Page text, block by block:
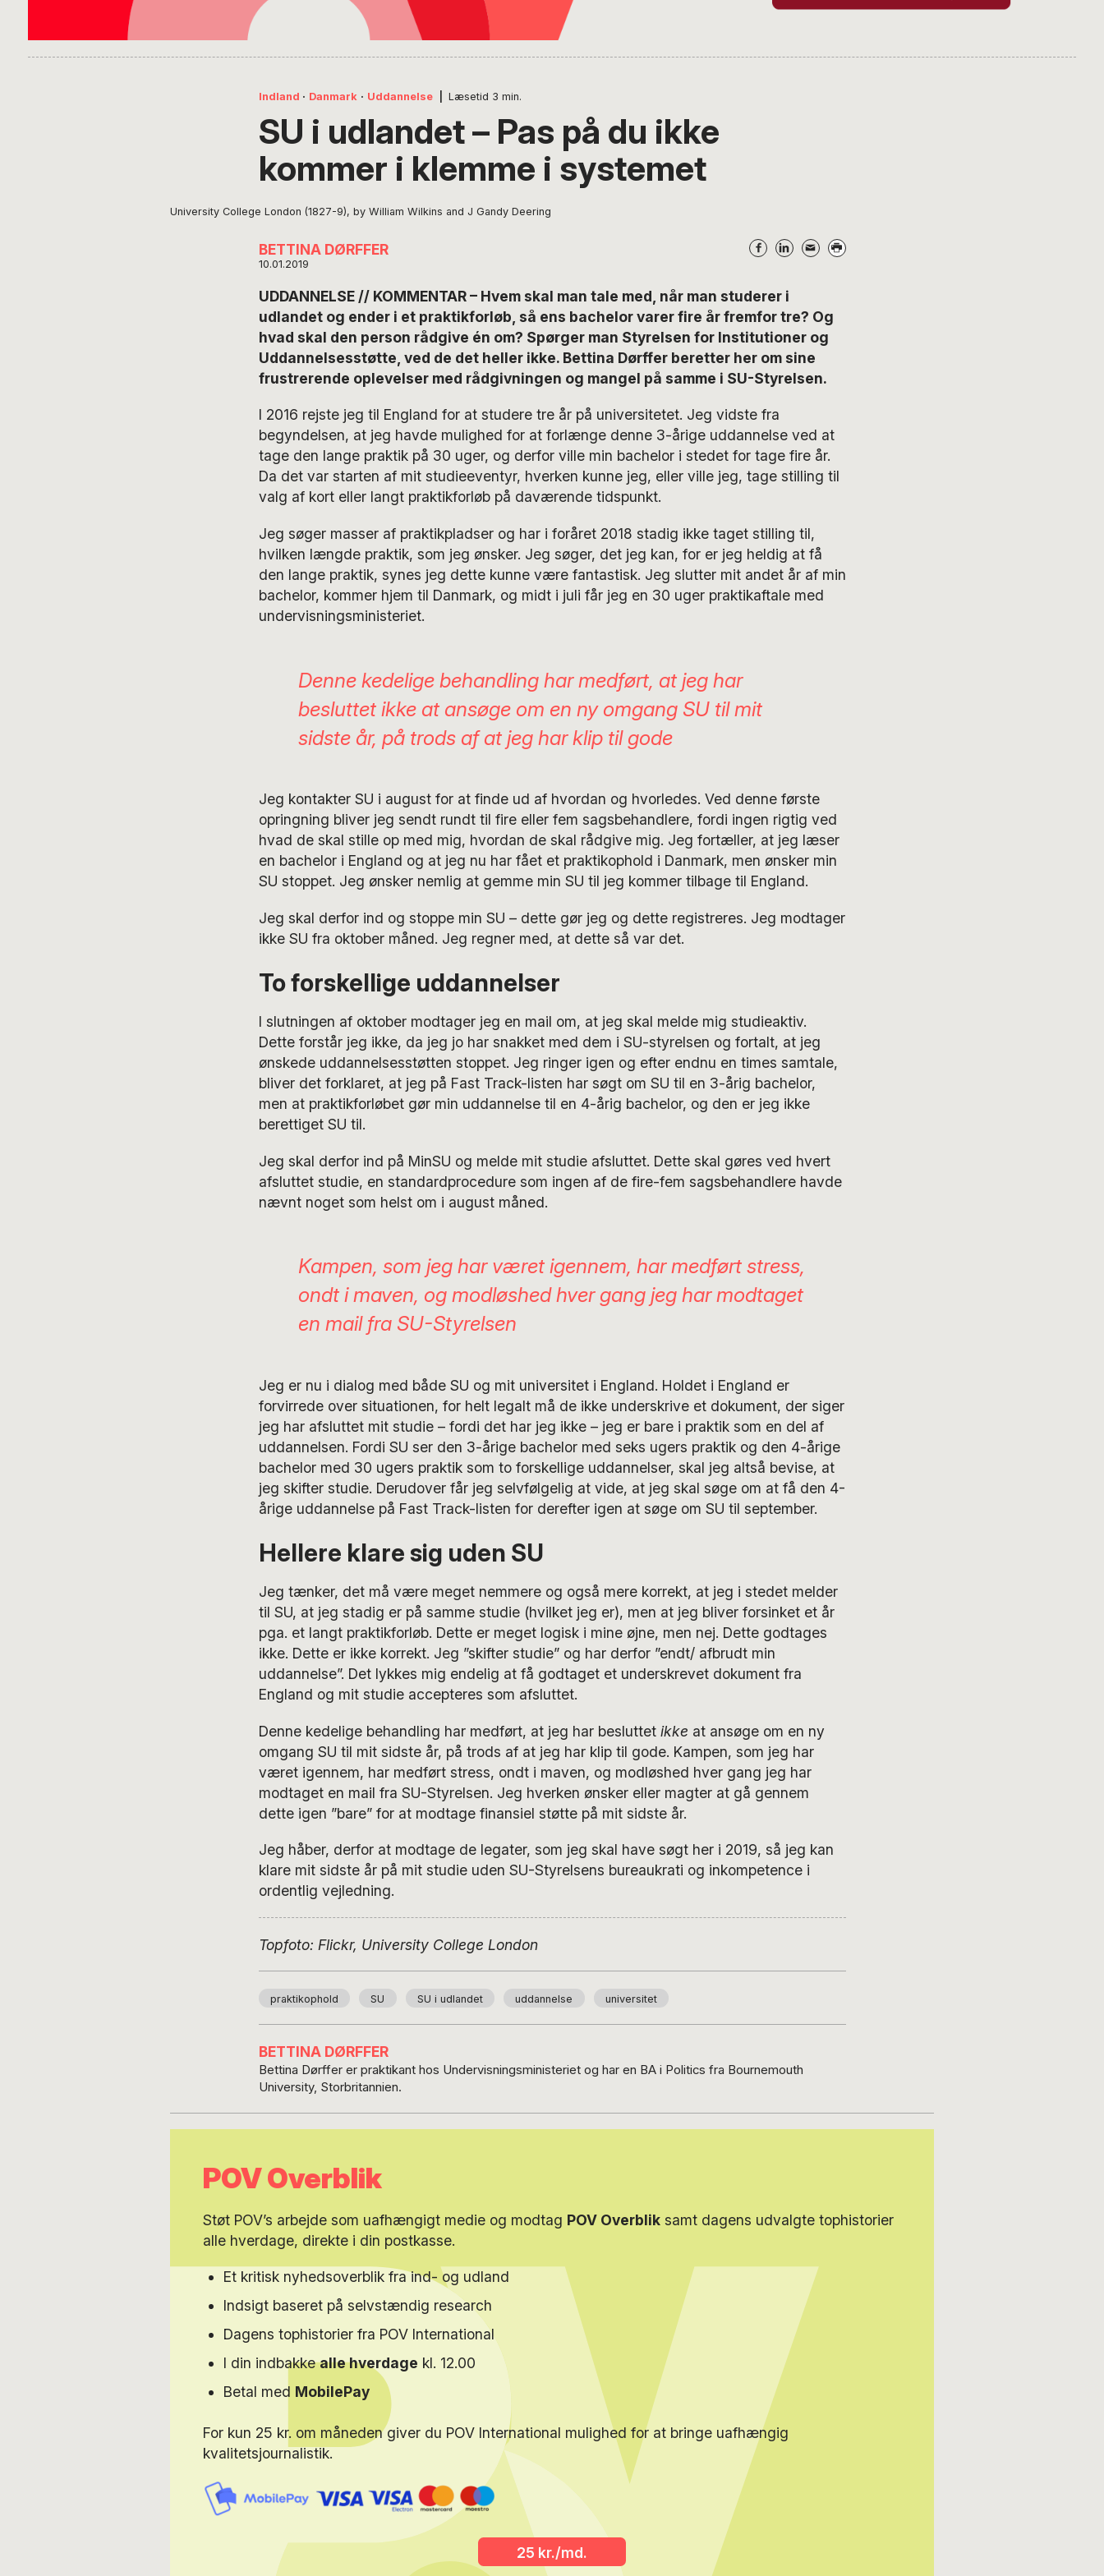
Indland · Danmark · Uddannelse Læsetid 3 min.
SU i udlandet – Pas på du ikke
kommer i klemme i systemet
University College London (1827-9), by William Wilkins and J Gandy Deering
BETTINA DØRFFER
10.01.2019
UDDANNELSE // KOMMENTAR – Hvem skal man tale med, når man studerer i
udlandet og ender i et praktikforløb, så ens bachelor varer fire år fremfor tre? Og
hvad skal den person rådgive én om? Spørger man Styrelsen for Institutioner og
Uddannelsesstøtte, ved de det heller ikke. Bettina Dørffer beretter her om sine
frustrerende oplevelser med rådgivningen og mangel på samme i SU-Styrelsen.
I 2016 rejste jeg til England for at studere tre år på universitetet. Jeg vidste fra
begyndelsen, at jeg havde mulighed for at forlænge denne 3-årige uddannelse ved at
tage den lange praktik på 30 uger, og derfor ville min bachelor i stedet for tage fire år.
Da det var starten af mit studieeventyr, hverken kunne jeg, eller ville jeg, tage stilling til
valg af kort eller langt praktikforløb på daværende tidspunkt.
Jeg søger masser af praktikpladser og har i foråret 2018 stadig ikke taget stilling til,
hvilken længde praktik, som jeg ønsker. Jeg søger, det jeg kan, for er jeg heldig at få
den lange praktik, synes jeg dette kunne være fantastisk. Jeg slutter mit andet år af min
bachelor, kommer hjem til Danmark, og midt i juli får jeg en 30 uger praktikaftale med
undervisningsministeriet.
Denne kedelige behandling har medført, at jeg har
besluttetikke at ansøge om en ny omgang SU til mit
sidste år, på trods af at jeg har klip til gode
Jeg kontakter SU i august for at finde ud af hvordan og hvorledes. Ved denne første
opringning bliver jeg sendt rundt til fire eller fem sagsbehandlere, fordi ingen rigtig ved
hvad de skal stille op med mig, hvordan de skal rådgive mig. Jeg fortæller, at jeg læser
en bachelor i England og at jeg nu har fået et praktikophold i Danmark, men ønsker min
SU stoppet. Jeg ønsker nemlig at gemme min SU til jeg kommer tilbage til England.
Jeg skal derfor ind og stoppe min SU – dette gør jeg og dette registreres. Jeg modtager
ikke SU fra oktober måned. Jeg regner med, at dette så var det.
To forskellige uddannelser
I slutningen af oktober modtager jeg en mail om, at jeg skal melde mig studieaktiv.
Dette forstår jeg ikke, da jeg jo har snakket med dem i SU-styrelsen og fortalt, at jeg
ønskede uddannelsesstøtten stoppet. Jeg ringer igen og efter endnu en times samtale,
bliver det forklaret, at jeg på Fast Track-listen har søgt om SU til en 3-årig bachelor,
men at praktikforløbet gør min uddannelse til en 4-årig bachelor, og den er jeg ikke
berettiget SU til.
Jeg skal derfor ind på MinSU og melde mit studie afsluttet. Dette skal gøres ved hvert
afsluttet studie, en standardprocedure som ingen af de fire-fem sagsbehandlere havde
nævnt noget som helst om i august måned.
Kampen, som jeg har været igennem, har medført stress,
ondt i maven, og modløshed hver gang jeg har modtaget
en mail fra SU-Styrelsen
Jeg er nu i dialog med både SU og mit universitet i England. Holdet i England er
forvirrede over situationen, for helt legalt må de ikke underskrive et dokument, der siger
jeg har afsluttet mit studie – fordi det har jeg ikke – jeg er bare i praktik som en del af
uddannelsen. Fordi SU ser den 3-årige bachelor med seks ugers praktik og den 4-årige
bachelor med 30 ugers praktik som to forskellige uddannelser, skal jeg altså bevise, at
jeg skifter studie. Derudover får jeg selvfølgelig at vide, at jeg skal søge om at få den 4-
årige uddannelse på Fast Track-listen for derefter igen at søge om SU til september.
Hellere klare sig uden SU
Jeg tænker, det må være meget nemmere og også mere korrekt, at jeg i stedet melder
til SU, at jeg stadig er på samme studie (hvilket jeg er), men at jeg bliver forsinket et år
pga. et langt praktikforløb. Dette er meget logisk i mine øjne, men nej. Dette godtages
ikke. Dette er ikke korrekt. Jeg ”skifter studie” og har derfor ”endt/ afbrudt min
uddannelse”. Det lykkes mig endelig at få godtaget et underskrevet dokument fra
England og mit studie accepteres som afsluttet.
Denne kedelige behandling har medført, at jeg har besluttet ikke at ansøge om en ny
omgang SU til mit sidste år, på trods af at jeg har klip til gode. Kampen, som jeg har
været igennem, har medført stress, ondt i maven, og modløshed hver gang jeg har
modtaget en mail fra SU-Styrelsen. Jeg hverken ønsker eller magter at gå gennem
dette igen ”bare” for at modtage finansiel støtte på mit sidste år.
Jeg håber, derfor at modtage de legater, som jeg skal have søgt her i 2019, så jeg kan
klare mit sidste år på mit studie uden SU-Styrelsens bureaukrati og inkompetence i
ordentlig vejledning.
Topfoto: Flickr, University College London
praktikophold SU SU i udlandet uddannelse universitet
BETTINA DØRFFER
Bettina Dørffer er praktikant hos Undervisningsministeriet og har en BA i Politics fra Bournemouth
University, Storbritannien.
POV Overblik
Støt POV’s arbejde som uafhængigt medie og modtag POV Overbliksamt dagens udvalgte tophistorier
alle hverdage, direkte i din postkasse.
Et kritisk nyhedsoverblik fra ind- og udland
Indsigt baseret på selvstændig research
Dagens tophistorier fra POV International
I din indbakkealle hverdage kl. 12.00
Betal med MobilePay
For kun 25 kr. om måneden giver du POV International mulighed for at bringe uafhængig
kvalitetsjournalistik.
25 kr./md.